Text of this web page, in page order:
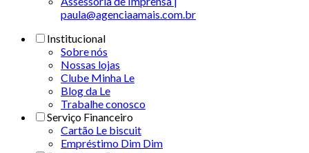
paula@agenciaamais.com.br
Institucional
Sobre nós
Nossas lojas
Clube Minha Le
Blog da Le
Trabalhe conosco
Serviço Financeiro
Cartão Le biscuit
Empréstimo Dim Dim